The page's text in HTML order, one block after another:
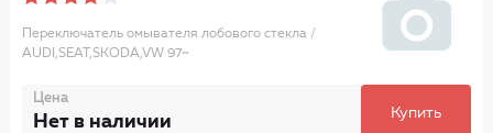
Переключатель омывателя лобового стекла /
AUDI,SEAT,SKODA,VW 97~
Цена
Нет в наличии Купить